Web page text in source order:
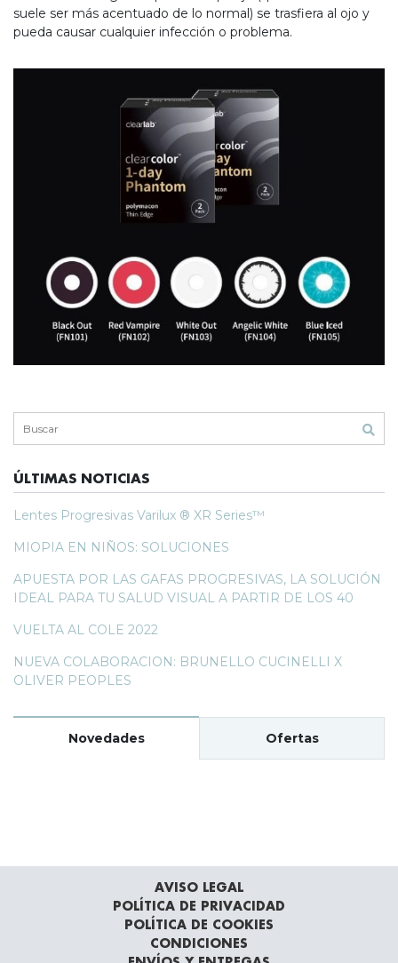
suele ser más acentuado de lo normal) se trasfiera al ojo y
pueda causar cualquier infección o problema.
ÚLTIMAS NOTICIAS
Lentes Progresivas Varilux ® XR Series™
MIOPIA EN NIÑOS: SOLUCIONES
APUESTA POR LAS GAFAS PROGRESIVAS, LA SOLUCIÓN
IDEAL PARA TU SALUD VISUAL A PARTIR DE LOS 40
VUELTA AL COLE 2022
NUEVA COLABORACION: BRUNELLO CUCINELLI X
OLIVER PEOPLES
Novedades Ofertas
AVISO LEGAL
POLÍTICA DE PRIVACIDAD
POLÍTICA DE COOKIES
CONDICIONES